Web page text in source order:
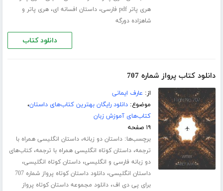
هری پاتر pdf فارسی ،داستان افسانه ای،هری پاتر و
شاهزاده دورگه
دانلود کتاب
دانلود کتاب پرواز شماره 707
از: عارف ایمانی
موضوع:دانلود رایگان بهترین کتاب‌های داستان،
کتاب‌های آموزش زبان
۱۹ صفحه
برچسب‌ها:داستان دو زبانه،داستان انگلیسی همراه با
ترجمه،داستان کوتاه انگلیسی همراه با ترجمه،کتاب‌های
دو زبانه فارسی و انگلیسی،داستان کوتاه انگلیسی،
داستان انگلیسی،
دانلود داستان کوتاه پرواز شماره 707
برای پی دی اف،دانلود مجموعه داستان کوتاه پرواز